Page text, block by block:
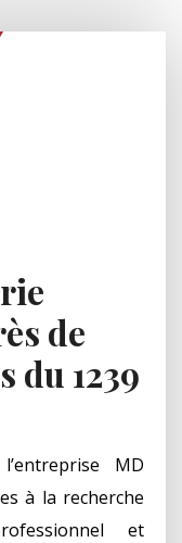
de
du 1239
MD
à la recherche
et